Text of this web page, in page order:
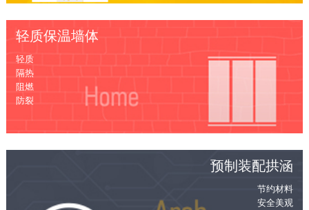
轻质保温墙体
轻质
隔热
阻燃
防裂
预制装配拱涵
节约材料
安全美观